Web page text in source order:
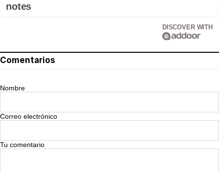
notes
DISCOVER WITH
Comentarios
Nombre
Correo electrónico
Tu comentario